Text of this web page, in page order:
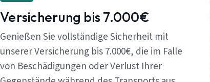
Versicherung bis 7.000€
Genießen Sie vollständige Sicherheit mit
unserer Versicherung bis 7.000€, die im Falle
von Beschädigungen oder Verlust Ihrer